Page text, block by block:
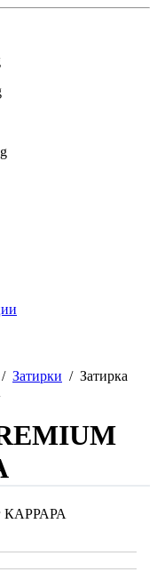
/ Затирки / Затирка